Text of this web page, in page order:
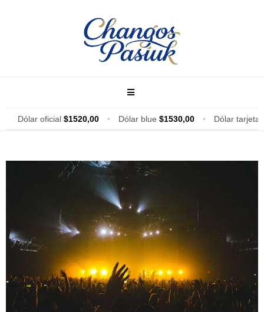
Dólar oficial $1520,00 • Dólar blue $1530,00 • Dólar tarjeta